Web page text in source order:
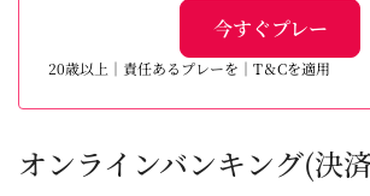
今すぐプレー
20歳以上｜責任あるプレーを｜T＆Cを適用
オンラインバンキング(決済